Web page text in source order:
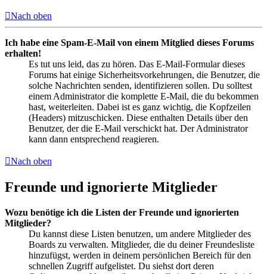
Nach oben
Ich habe eine Spam-E-Mail von einem Mitglied dieses Forums
erhalten!
Es tut uns leid, das zu hören. Das E-Mail-Formular dieses
Forums hat einige Sicherheitsvorkehrungen, die Benutzer, die
solche Nachrichten senden, identifizieren sollen. Du solltest
einem Administrator die komplette E-Mail, die du bekommen
hast, weiterleiten. Dabei ist es ganz wichtig, die Kopfzeilen
(Headers) mitzuschicken. Diese enthalten Details über den
Benutzer, der die E-Mail verschickt hat. Der Administrator
kann dann entsprechend reagieren.
Nach oben
Freunde und ignorierte Mitglieder
Wozu benötige ich die Listen der Freunde und ignorierten
Mitglieder?
Du kannst diese Listen benutzen, um andere Mitglieder des
Boards zu verwalten. Mitglieder, die du deiner Freundesliste
hinzufügst, werden in deinem persönlichen Bereich für den
schnellen Zugriff aufgelistet. Du siehst dort deren